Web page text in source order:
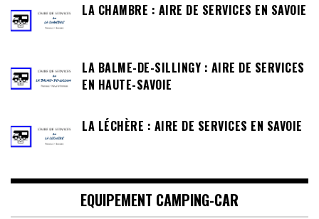
LA CHAMBRE : AIRE DE SERVICES EN SAVOIE
LA BALME-DE-SILLINGY : AIRE DE SERVICES
EN HAUTE-SAVOIE
LA LÉCHÈRE : AIRE DE SERVICES EN SAVOIE
EQUIPEMENT CAMPING-CAR